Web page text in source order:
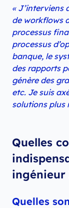
« J’interviens
de workflows
processus
processus
banque, le
des rapports
génère des
etc. Je suis
solutions plus
Quelles
ingénieur
Quelles